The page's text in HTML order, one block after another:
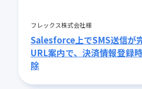
フレックス株式会社様
Salesforce上でSMS送信が
URL案内で、決済情報登録
除